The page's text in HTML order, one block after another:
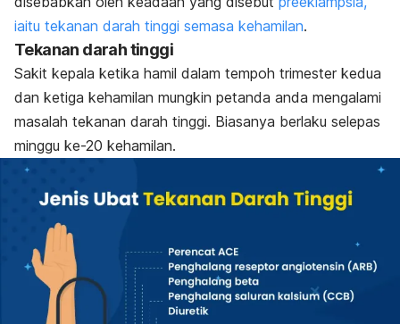
iaitu tekanan darah tinggi semasa kehamilan.
Tekanan darah tinggi
Sakit kepala ketika hamil dalam tempoh trimester kedua
dan ketiga kehamilan mungkin petanda anda mengalami
masalah tekanan darah tinggi. Biasanya berlaku selepas
minggu ke-20 kehamilan.